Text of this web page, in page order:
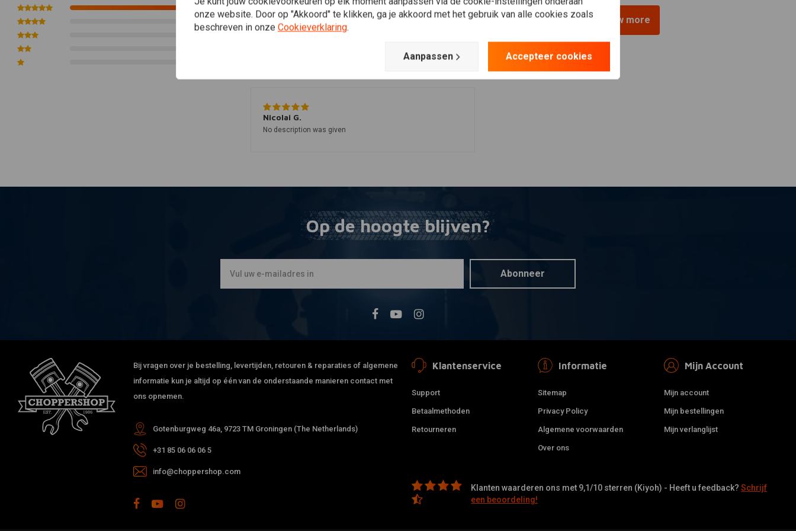
Functie 1: Dimlicht
Functie 2: Grootlicht
Functie 3: Dagrij Verlichting¬†
Afmetingen: Zie afbeeldingen
Electra Glide Heritage FLH : 1981
Electra Glide Police FLHP : 1981
Electra Glide Police FLHP-74 : 1979 √õ√í1980
Electra Glide Police FLHP-80 : 1979 √õ√í1980
Electra Glide Police FLP : 1971 √õ√í1972, 1974 √õ√í1975
Electra Glide Police FLPF : 1971 √õ√í1972
Electra Glide Sport FLHS : 1977, 1980 √õ√í1981
Softail Deluxe CVO FLSTNSE : 2014 √õ√í2015
Softail Deluxe FLSTN : 2006 √õ√í2016
1
Nicolai G.
No description was given
View more
Op de hoogte blijven?
Abonneer
Bij vragen over je bestelling, levertijden, retouren & reparaties of algemene
informatie kun je altijd op één van de onderstaande manieren contact met
ons opnemen.
Gotenburgweg 46a, 9723 TM Groningen (The Netherlands)
+31 85 06 06 06 5
info@choppershop.com
Klantenservice
Support
Betaalmethoden
Retourneren
Informatie
Sitemap
Privacy Policy
Algemene voorwaarden
Over ons
Mijn Account
Mijn account
Mijn bestellingen
Mijn verlanglijst
Klanten waarderen ons met 9,1/10 sterren (Kiyoh) - Heeft u feedback?Schrijf
een beoordeling!
onze website. Door op "Akkoord" te klikken, ga je akkoord met het gebruik van alle cookies zoals
beschreven in onze Cookieverklaring.
Aanpassen Accepteer cookies